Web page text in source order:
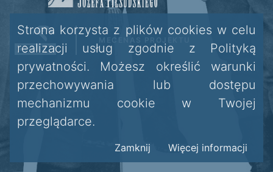
Strona korzysta z plików cookies w celu
realizacji usług zgodnie z Polityką
prywatności. Możesz określić warunki
przechowywania lub dostępu
mechanizmu cookie w Twojej
przeglądarce.
Zamknij Więcej informacji